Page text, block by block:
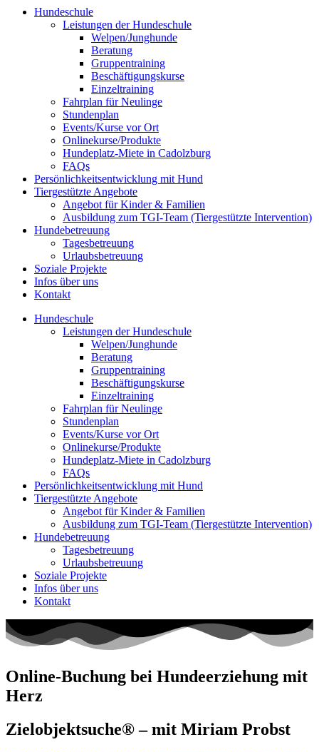
Hundeschule
Leistungen der Hundeschule
Welpen/Junghunde
Beratung
Gruppentraining
Beschäftigungskurse
Einzeltraining
Fahrplan für Neulinge
Stundenplan
Events/Kurse vor Ort
Onlinekurse/Produkte
Hundeplatz-Miete in Cadolzburg
FAQs
Persönlichkeitsentwicklung mit Hund
Tiergestützte Angebote
Angebot für Kinder & Familien
Ausbildung zum TGI-Team (Tiergestützte Intervention)
Hundebetreuung
Tagesbetreuung
Urlaubsbetreuung
Soziale Projekte
Infos über uns
Kontakt
Hundeschule
Leistungen der Hundeschule
Welpen/Junghunde
Beratung
Gruppentraining
Beschäftigungskurse
Einzeltraining
Fahrplan für Neulinge
Stundenplan
Events/Kurse vor Ort
Onlinekurse/Produkte
Hundeplatz-Miete in Cadolzburg
FAQs
Persönlichkeitsentwicklung mit Hund
Tiergestützte Angebote
Angebot für Kinder & Familien
Ausbildung zum TGI-Team (Tiergestützte Intervention)
Hundebetreuung
Tagesbetreuung
Urlaubsbetreuung
Soziale Projekte
Infos über uns
Kontakt
Online-Buchung bei Hundeerziehung mit
Herz
Zielobjektsuche® – mit Miriam Probst